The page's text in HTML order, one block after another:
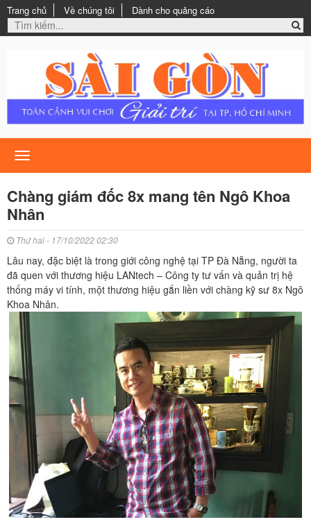
Trang chủ Về chúng tôi Dành cho quảng cáo
Toggle
navigation
Chàng giám đốc 8x mang tên Ngô Khoa
Nhân
Thứ hai - 17/10/2022 02:30
Lâu nay, đặc biệt là trong giới công nghệ tại TP Đà Nẵng, người ta
đã quen với thương hiệu LANtech – Công ty tư vấn và quản trị hệ
thống máy vi tính, một thương hiệu gắn liền với chàng kỹ sư 8x Ngô
Khoa Nhân.